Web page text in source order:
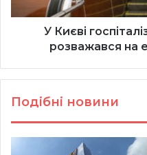
в
У Києві
розважався на
Подібні новини